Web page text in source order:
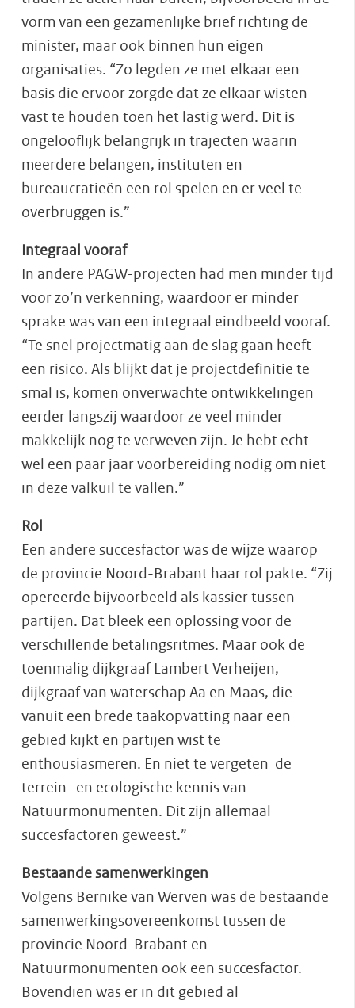
vorm van een gezamenlijke brief richting de
minister, maar ook binnen hun eigen
organisaties. “Zo legden ze met elkaar een
basis die ervoor zorgde dat ze elkaar wisten
vast te houden toen het lastig werd. Dit is
ongelooflijk belangrijk in trajecten waarin
meerdere belangen, instituten en
bureaucratieën een rol spelen en er veel te
overbruggen is.”
Integraal vooraf
In andere PAGW-projecten had men minder tijd
voor zo’n verkenning, waardoor er minder
sprake was van een integraal eindbeeld vooraf.
“Te snel projectmatig aan de slag gaan heeft
een risico. Als blijkt dat je projectdefinitie te
smal is, komen onverwachte ontwikkelingen
eerder langszij waardoor ze veel minder
makkelijk nog te verweven zijn. Je hebt echt
wel een paar jaar voorbereiding nodig om niet
in deze valkuil te vallen.”
Rol
Een andere succesfactor was de wijze waarop
de provincie Noord-Brabant haar rol pakte. “Zij
opereerde bijvoorbeeld als kassier tussen
partijen. Dat bleek een oplossing voor de
verschillende betalingsritmes. Maar ook de
toenmalig dijkgraaf Lambert Verheijen,
dijkgraaf van waterschap Aa en Maas, die
vanuit een brede taakopvatting naar een
gebied kijkt en partijen wist te
enthousiasmeren. En niet te vergeten de
terrein- en ecologische kennis van
Natuurmonumenten. Dit zijn allemaal
succesfactoren geweest.”
Bestaande samenwerkingen
Volgens Bernike van Werven was de bestaande
samenwerkingsovereenkomst tussen de
provincie Noord-Brabant en
Natuurmonumenten ook een succesfactor.
Bovendien was er in dit gebied al